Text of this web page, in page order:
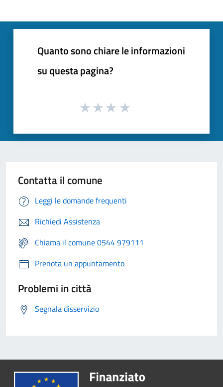
Quanto sono chiare le informazioni
su questa pagina?
Contatta il comune
Leggi le domande frequenti
Richiedi Assistenza
Chiama il comune 0544 979111
Prenota un appuntamento
Problemi in città
Segnala disservizio